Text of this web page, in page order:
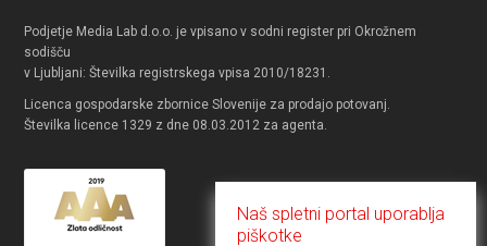
Podjetje Media Lab d.o.o. je vpisano v sodni register pri Okrožnem
sodišču
v Ljubljani: Številka registrskega vpisa 2010/18231.
Licenca gospodarske zbornice Slovenije za prodajo potovanj.
Številka licence 1329 z dne 08.03.2012 za agenta.
Naš spletni portal uporablja
piškotke